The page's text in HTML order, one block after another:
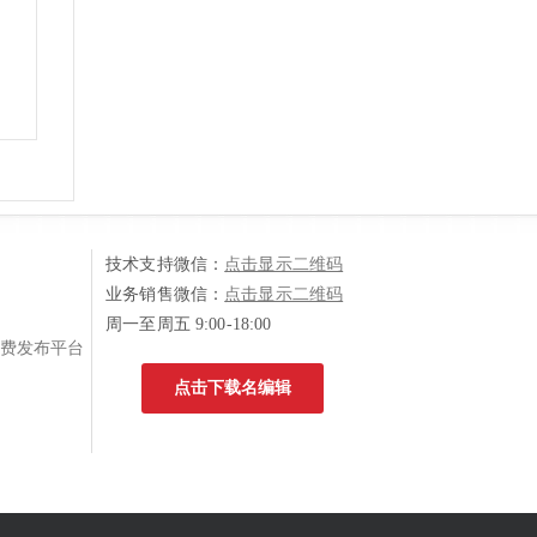
发布平台
技术支持微信： 点击显示二维码
业务销售微信： 点击显示二维码
周一至周五 9:00-18:00
点击下载名编辑